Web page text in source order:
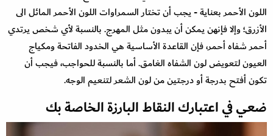
اللون الأحمر بعناية - يجب أن تختار السمراوات اللون الأحمر المائل الى
الأزرق؛ وإلا فإنهن يمكن أن يبدون مثل المهرج. بالنسبة لأي شخص يرتدي
أحمر شفاه أحمر، فإن القاعدة الأساسية هي الخدود الفاتحة ومكياج
العيون لتعويض لون الشفاه الغامق. أما بالنسبة للحواجب، فيجب أن
تكون أفتح بدرجة أو درجتين من لون الشعر لتنعيم الوجه.
ضعي في اعتبارك النقاط البارزة الخاصة بك